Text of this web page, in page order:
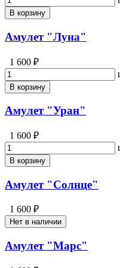
В корзину
Амулет "Луна"
1 600 ₽
В корзину
Амулет "Уран"
1 600 ₽
В корзину
Амулет "Солнце"
1 600 ₽
Нет в наличии
Амулет "Марс"